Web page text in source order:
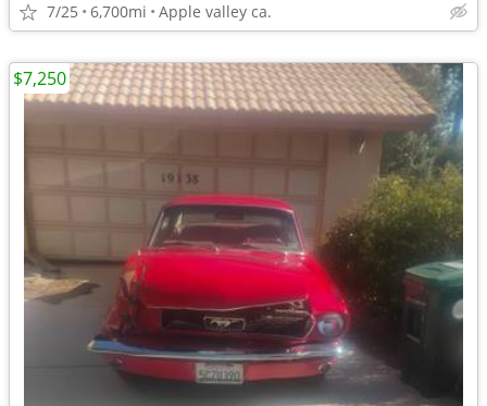
7/25 6,700mi Apple valley ca.
$7,250